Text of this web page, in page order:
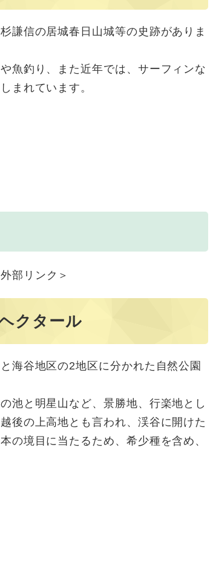
謙信の居城春日山城等の史跡がありま
魚釣り、また近年では、サーフィンな
まれています。
外部リンク＞
クタール
海谷地区の2地区に分かれた自然公園
池と明星山など、景勝地、行楽地とし
後の上高地とも言われ、渓谷に開けた
の境目に当たるため、希少種を含め、